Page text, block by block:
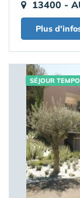
13400 -
Plus
SÉJOUR